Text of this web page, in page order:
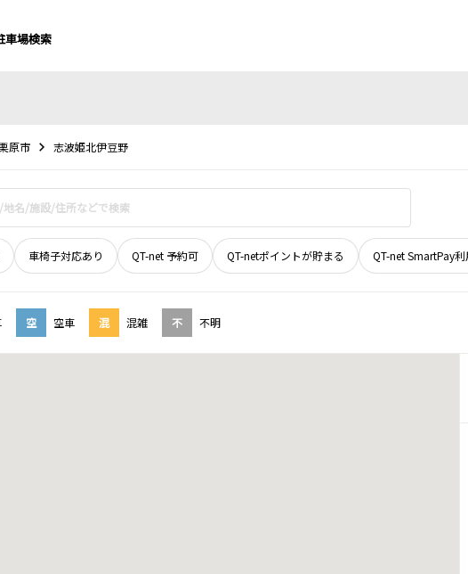
車場検索
原市 志波姫北伊豆野
車椅子対応あり QT-net 予約可 QT-netポイントが貯まる QT-net SmartPay
空 空車 混 混雑 不 不明